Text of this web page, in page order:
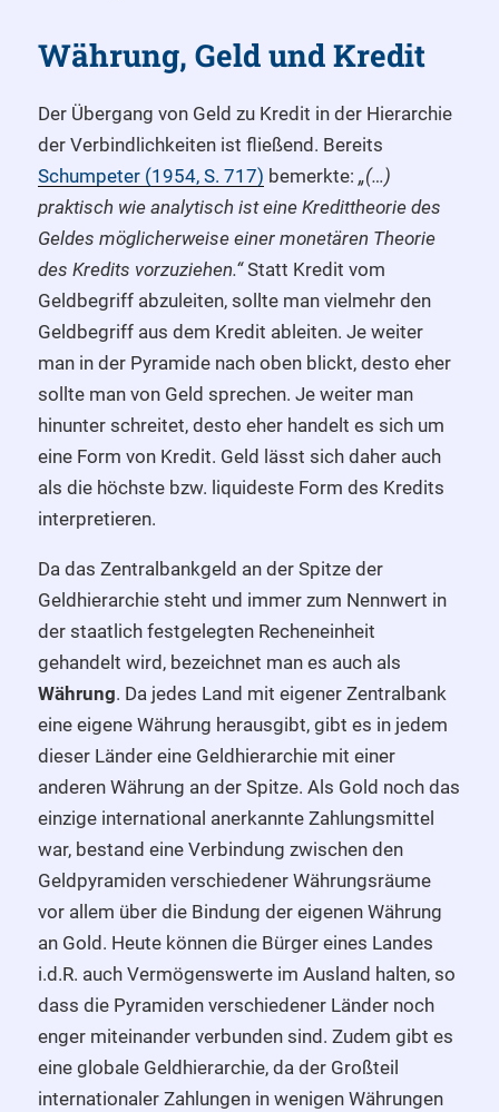
Währung, Geld und Kredit
Der Übergang von Geld zu Kredit in der Hierarchie
der Verbindlichkeiten ist fließend. Bereits
Schumpeter (1954, S. 717) bemerkte: „(…)
praktisch wie analytisch ist eine Kredittheorie des
Geldes möglicherweise einer monetären Theorie
des Kredits vorzuziehen.“Statt Kredit vom
Geldbegriff abzuleiten, sollte man vielmehr den
Geldbegriff aus dem Kredit ableiten. Je weiter
man in der Pyramide nach oben blickt, desto eher
sollte man von Geld sprechen. Je weiter man
hinunter schreitet, desto eher handelt es sich um
eine Form von Kredit. Geld lässt sich daher auch
als die höchste bzw. liquideste Form des Kredits
interpretieren.
Da das Zentralbankgeld an der Spitze der
Geldhierarchie steht und immer zum Nennwert in
der staatlich festgelegten Recheneinheit
gehandelt wird, bezeichnet man es auch als
Währung. Da jedes Land mit eigener Zentralbank
eine eigene Währung herausgibt, gibt es in jedem
dieser Länder eine Geldhierarchie mit einer
anderen Währung an der Spitze. Als Gold noch das
einzige international anerkannte Zahlungsmittel
war, bestand eine Verbindung zwischen den
Geldpyramiden verschiedener Währungsräume
vor allem über die Bindung der eigenen Währung
an Gold. Heute können die Bürger eines Landes
i.d.R. auch Vermögenswerte im Ausland halten, so
dass die Pyramiden verschiedener Länder noch
enger miteinander verbunden sind. Zudem gibt es
eine globale Geldhierarchie, da der Großteil
internationaler Zahlungen in wenigen Währungen